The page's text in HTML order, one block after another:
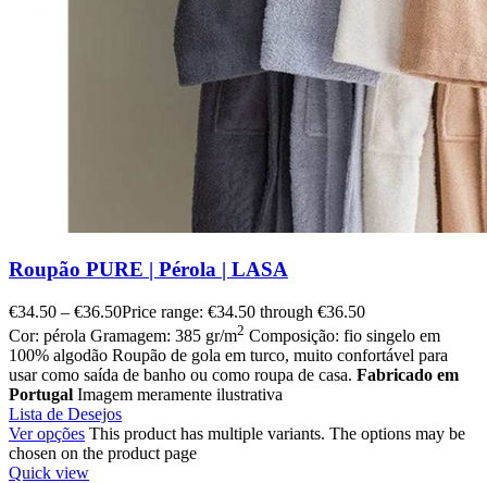
Roupão PURE | Pérola | LASA
€34.50 – €36.50Price range: €34.50 through €36.50
Cor: pérola Gramagem: 385 gr/m2 Composição: fio singelo em
100% algodão Roupão de gola em turco, muito confortável para
usar como saída de banho ou como roupa de casa. Fabricado em
Portugal Imagem meramente ilustrativa
Lista de Desejos
Ver opções This product has multiple variants. The options may be
chosen on the product page
Quick view